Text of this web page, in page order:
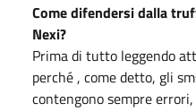
Come difendersi dalla
Nexi?
Prima di tutto leggendo
perché , come detto, gli
contengono sempre